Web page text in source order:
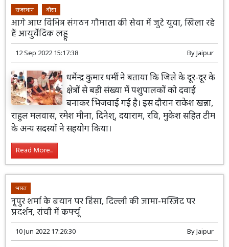
राजस्थान दौसा
आगे आए विभिन्न संगठन गौमाता की सेवा में जुटे युवा, खिला रहे
हैं आयुर्वेदिक लड्डू
12 Sep 2022 15:17:38 ByJaipur
धर्मेन्द्र कुमार धर्मी ने बताया कि जिले के दूर-दूर के
क्षेत्रों से बड़ी संख्या में पशुपालकों को दवाई
बनाकर भिजवाई गई है। इस दौरान राकेश खन्ना,
राहुल मलवास, रमेश मीना, दिनेश्, दयाराम, रवि, मुकेश सहित टीम
के अन्य सदस्यों ने सहयोग किया।
Read More...
भारत
नूपुर शर्मा के बयान पर हिंसा, दिल्ली की जामा-मस्जिद पर
प्रदर्शन, रांची में कर्फ्यू
10 Jun 2022 17:26:30 ByJaipur